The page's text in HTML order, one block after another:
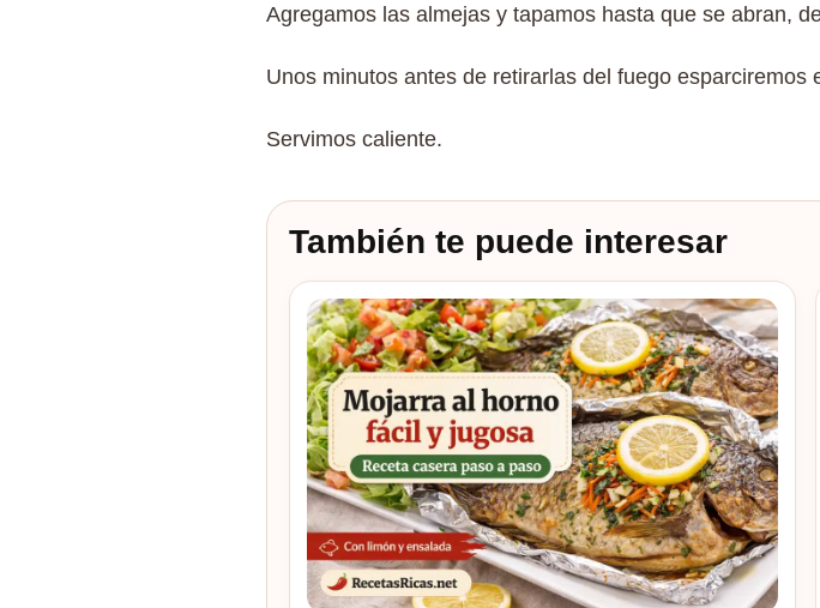
Agregamos las almejas y tapamos hasta que se abran,
Unos minutos antes de retirarlas del fuego esparciremos
Servimos caliente.
También te puede interesar